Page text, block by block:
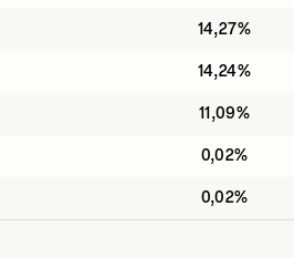
14,27%
14,24%
11,09%
0,02%
0,02%